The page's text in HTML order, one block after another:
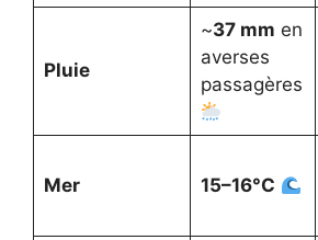
Pluie
~37 mm en
averses
passagères
Mer 15–16°C